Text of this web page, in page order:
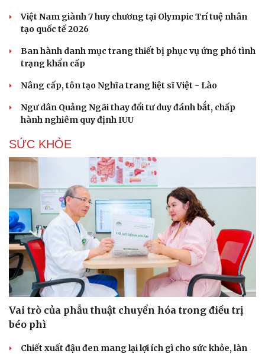
Du lịch
Tư vấn
Săn Tour
check-in
Podcast
Câu chuyện thời sự
Đọc truyện đêm khuya
Cửa sổ tình yêu
Việt Nam giành 7 huy chương tại Olympic Trí tuệ nhân
tạo quốc tế 2026
Ban hành danh mục trang thiết bị phục vụ ứng phó tình
trạng khẩn cấp
Nâng cấp, tôn tạo Nghĩa trang liệt sĩ Việt - Lào
Ngư dân Quảng Ngãi thay đổi tư duy đánh bắt, chấp
hành nghiêm quy định IUU
SỨC KHỎE
Vai trò của phẫu thuật chuyển hóa trong điều trị
béo phì
Chiết xuất đậu đen mang lại lợi ích gì cho sức khỏe, làn